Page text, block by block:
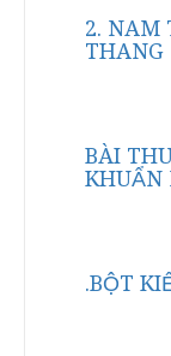
2. NAM
THANG
BÀI
KHUẨN
.BỘT